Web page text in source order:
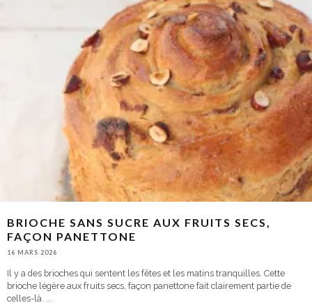
BRIOCHE SANS SUCRE AUX FRUITS SECS,
FAÇON PANETTONE
16 MARS 2026
Il y a des brioches qui sentent les fêtes et les matins tranquilles. Cette
brioche légère aux fruits secs, façon panettone fait clairement partie de
celles-là. ...